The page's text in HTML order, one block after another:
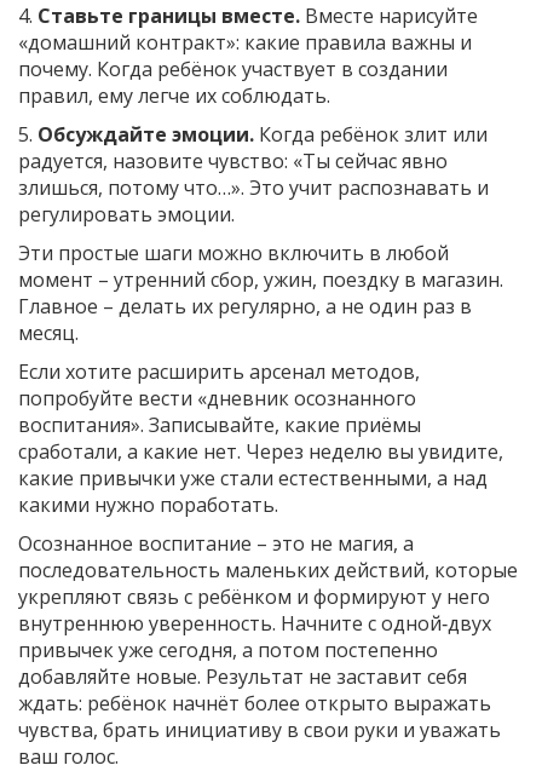
4. Ставьте границы вместе. Вместе нарисуйте
«домашний контракт»: какие правила важны и
почему. Когда ребёнок участвует в создании
правил, ему легче их соблюдать.
5. Обсуждайте эмоции. Когда ребёнок злит или
радуется, назовите чувство: «Ты сейчас явно
злишься, потому что…». Это учит распознавать и
регулировать эмоции.
Эти простые шаги можно включить в любой
момент – утренний сбор, ужин, поездку в магазин.
Главное – делать их регулярно, а не один раз в
месяц.
Если хотите расширить арсенал методов,
попробуйте вести «дневник осознанного
воспитания». Записывайте, какие приёмы
сработали, а какие нет. Через неделю вы увидите,
какие привычки уже стали естественными, а над
какими нужно поработать.
Осознанное воспитание – это не магия, а
последовательность маленьких действий, которые
укрепляют связь с ребёнком и формируют у него
внутреннюю уверенность. Начните с одной‑двух
привычек уже сегодня, а потом постепенно
добавляйте новые. Результат не заставит себя
ждать: ребёнок начнёт более открыто выражать
чувства, брать инициативу в свои руки и уважать
ваш голос.